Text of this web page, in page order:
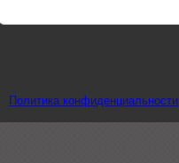
Политика конфиденциальности